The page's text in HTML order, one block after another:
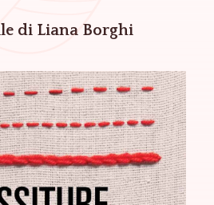
di Liana Borghi